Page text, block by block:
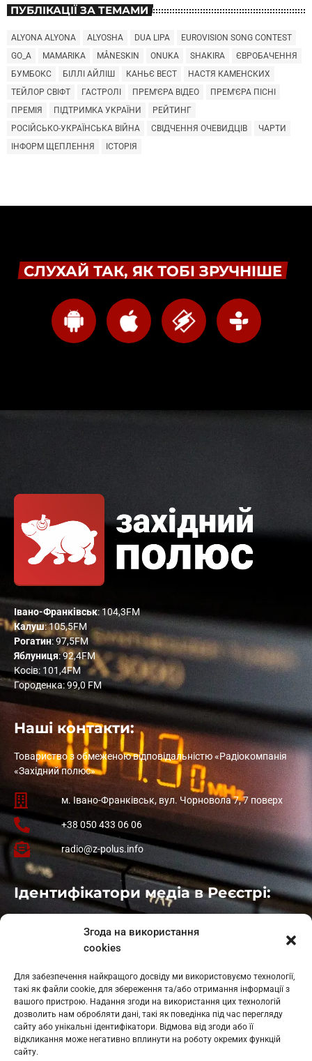
Згода на використання
cookies
Для забезпечення найкращого досвіду ми використовуємо технології,
такі як файли cookie, для збереження та/або отримання інформації з
вашого пристрою. Надання згоди на використання цих технологій
дозволить нам обробляти дані, такі як поведінка під час перегляду
сайту або унікальні ідентифікатори. Відмова від згоди або її
відкликання може негативно вплинути на роботу окремих функцій
сайту.
ПУБЛІКАЦІЇ ЗА ТЕМАМИ
ALYONA ALYONA ALYOSHA DUA LIPA
EUROVISION SONG CONTEST
GO_A
MAMARIKA MÅNESKIN ONUKA SHAKIRA
ЄВРОБАЧЕННЯ
БУМБОКС
БІЛЛІ АЙЛІШ КАНЬЄ ВЕСТ
НАСТЯ КАМЕНСКИХ
ТЕЙЛОР СВІФТ
ГАСТРОЛІ ПРЕМ'ЄРА ВІДЕО
ПРЕМ'ЄРА ПІСНІ
ПРЕМІЯ
ПІДТРИМКА УКРАЇНИ
РЕЙТИНГ
РОСІЙСЬКО-УКРАЇНСЬКА ВІЙНА
СВІДЧЕННЯ ОЧЕВИДЦІВ
ЧАРТИ
ІНФОРМ ЩЕПЛЕННЯ
ІСТОРІЯ
СЛУХАЙ ТАК, ЯК ТОБІ ЗРУЧНІШЕ
Івано-Франківськ: 104,3FM
Калуш: 105,5FM
Рогатин: 97,5FM
Яблуниця: 92,4FM
Косів: 101,4FM
Городенка: 99,0 FM
Наші контакти:
Товариство з обмеженою відповідальністю «Радіокомпанія
«Західний полюс»
м. Івано-Франківськ, вул. Чорновола 7, 7 поверх
+38 050 433 06 06
radio@z-polus.info
Ідентифікатори медіа в Реєстрі:
: L11-01410
: L11-01801
Косів: L11-01805
Гарасимів: L11-02274